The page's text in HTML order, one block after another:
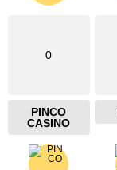
0
PINCO
CASINO